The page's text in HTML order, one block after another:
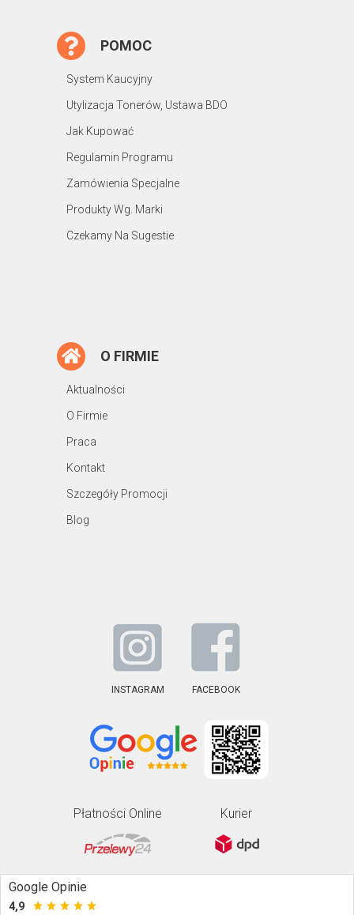
POMOC
System Kaucyjny
Utylizacja Tonerów, Ustawa BDO
Jak Kupować
Regulamin Programu
Zamówienia Specjalne
Produkty Wg. Marki
Czekamy Na Sugestie
O FIRMIE
Aktualności
O Firmie
Praca
Kontakt
Szczegóły Promocji
Blog
INSTAGRAM FACEBOOK
Płatności Online Kurier
Google Opinie
4,9